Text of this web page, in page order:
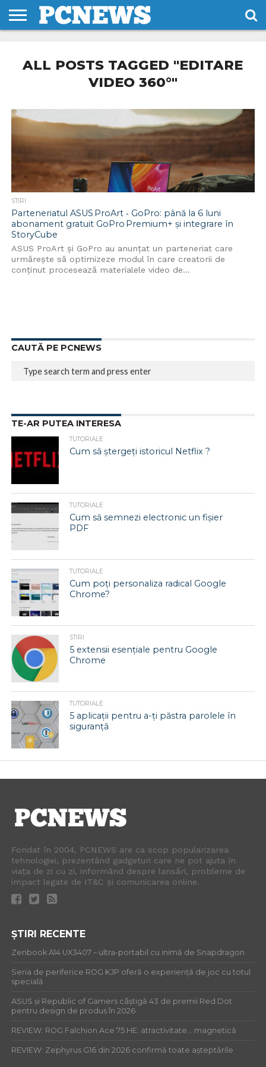
NOI
SI
CONDITII
ALL POSTS TAGGED "EDITARE
VIDEO 360°"
STIRI
Parteneriatul ASUS ProArt ‑ GoPro: până la 6 luni
abonament gratuit GoPro Premium+ și integrare în
StoryCube
ASUS ProArt și GoPro au anunțat un parteneriat care
urmărește să optimizeze modul în care creatorii de
conținut procesează materialele video de...
CAUTĂ PE PCNEWS
TE-AR PUTEA INTERESA
TUTORIALE
Cum să ștergeți istoricul Netflix ?
TUTORIALE
Cum să semnezi electronic un fișier
PDF
TUTORIALE
Cum poți personaliza radical Google
Chrome?
STIRI
5 extensii esențiale pentru Google
Chrome
TUTORIALE
5 aplicații pentru a-ți păstra parolele în
siguranță
Fondat în 2004, PCNEWS are ca scop popularizarea
tehnologiei, prezentând gadgeturi care ne pot ajuta în
viața de zi cu zi, informând despre lansări, probleme de
impact legate de IT&C și comunicarea online.
ȘTIRI RECENTE
Zenbook A14 UX3407 – ultra-portabil cu inimă de Snapdragon
Seria de periferice ROG KJP oferă o experiență de joc cu totul
specială
ASUS și Republic of Gamers câștigă 43 de premii Red Dot
pentru design de produs în 2026
REVIEW: ROG Falchion Ace 75 HE: atractivitate… magnetică
REVIEW: Zephyrus G16 din 2026 confirmă toate așteptările